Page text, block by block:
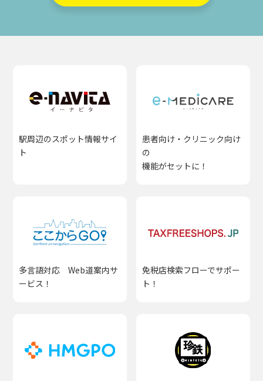
駅周辺のスポット情報サイ
ト
患者向け・クリニック向け
の
機能がセットに！
多言語対応 Web道案内サ
ービス！
免税店検索フローでサポー
ト！